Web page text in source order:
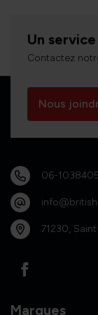
Un
Contactez
Nous
06-
71230,
Marques